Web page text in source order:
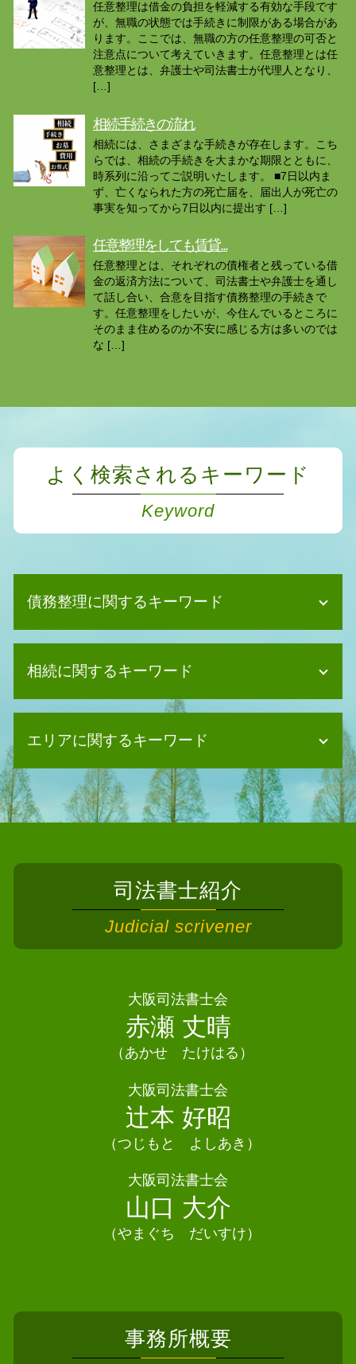
任意整理は借金の負担を軽減する有効な手段です
が、無職の状態では手続きに制限がある場合があ
ります。ここでは、無職の方の任意整理の可否と
注意点について考えていきます。任意整理とは任
意整理とは、弁護士や司法書士が代理人となり、
[…]
相続手続きの流れ
相続には、さまざまな手続きが存在します。こち
らでは、相続の手続きを大まかな期限とともに、
時系列に沿ってご説明いたします。 ■7日以内ま
ず、亡くなられた方の死亡届を、届出人が死亡の
事実を知ってから7日以内に提出す […]
任意整理をしても賃貸...
任意整理とは、それぞれの債権者と残っている借
金の返済方法について、司法書士や弁護士を通し
て話し合い、合意を目指す債務整理の手続きで
す。任意整理をしたいが、今住んでいるところに
そのまま住めるのか不安に感じる方は多いのでは
な […]
よく検索されるキーワード
Keyword
債務整理に関するキーワード
債務整理 保証人
任意整理 賃貸契約
個人再生 デメリット
債務整理 相談
自己破産 デメリット 家族
個人再生 メリット
債務整理 デメリット 車
任意整理 住宅ローン
債務整理 流れ
個人再生 奨学金
個人再生 流れ
任意整理 ブラックリスト
相続に関するキーワード
遺産分割協議 効力
相続 登記 自分で
相続 土地 名義変更
相続 不動産登記
遺言書 相続
相続 相続人
遺産分割協議 難航
相続 進まない
相続 司法書士
相続放棄とは
相続放棄 書類
遺言書 検認
相続 協議書
遺産分割協議 不動産登記
エリアに関するキーワード
債務整理 司法書士 高槻市
相続 司法書士 河内長野市
債務整理 司法書士 箕面市
相続 司法書士 河南町
債務整理 司法書士 羽曳野市
相続 司法書士 岬町
相続 司法書士 茨木市
債務整理 司法書士 岬町
債務整理 司法書士 吹田市
相続 司法書士 泉南市
債務整理 司法書士 河内長野市
債務整理 司法書士 和泉市
相続 司法書士 千早赤阪村
債務整理 司法書士 河南町
司法書士紹介
Judicial scrivener
大阪司法書士会
赤瀬 丈晴
（あかせ たけはる）
大阪司法書士会
辻本 好昭
（つじもと よしあき）
大阪司法書士会
山口 大介
（やまぐち だいすけ）
事務所概要